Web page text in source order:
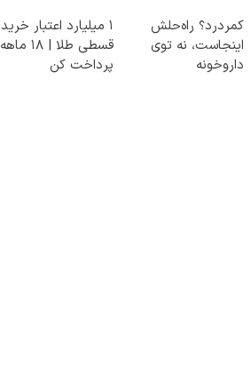
کمردرد؟ راه‌حلش
اینجاست، نه توی
داروخونه
۱ میلیارد اعتبار خرید
قسطی طلا | ۱۸ ماهه
پرداخت کن